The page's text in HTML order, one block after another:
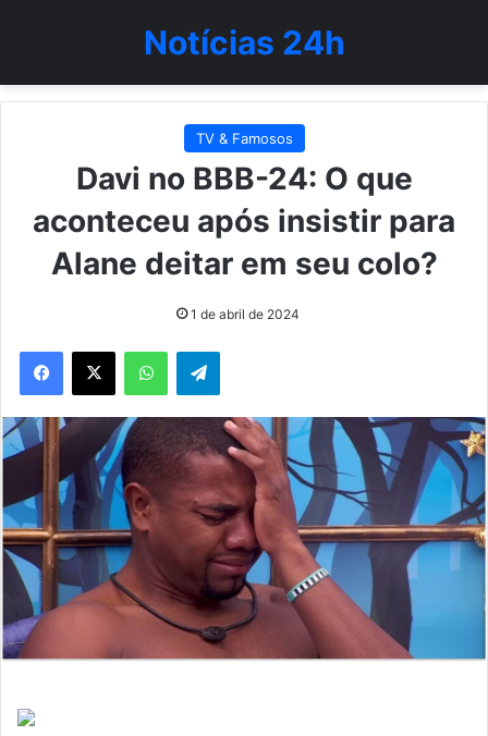
Notícias 24h
TV & Famosos
Davi no BBB-24: O que
aconteceu após insistir para
Alane deitar em seu colo?
1 de abril de 2024
WhatsAppTelegram